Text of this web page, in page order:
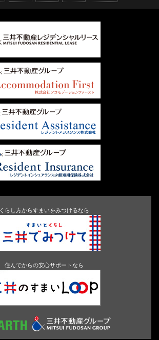
くらし方からすまいをみつけるなら
住んでからの安心サポートなら